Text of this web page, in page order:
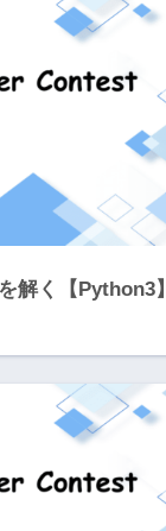
解く【Python3】